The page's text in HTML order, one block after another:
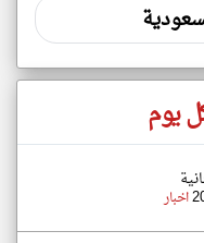
يوم
اخبار